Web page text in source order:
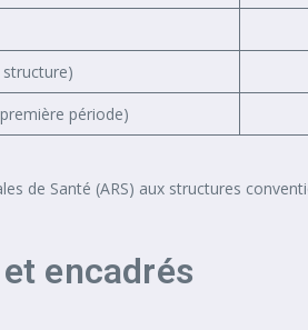
période)
de Santé (ARS) aux structures
encadrés